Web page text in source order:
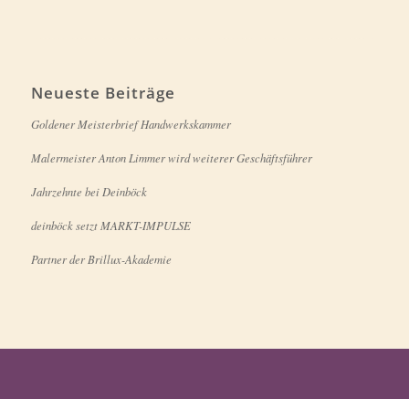
Neueste Beiträge
Goldener Meisterbrief Handwerkskammer
Malermeister Anton Limmer wird weiterer Geschäftsführer
Jahrzehnte bei Deinböck
deinböck setzt MARKT-IMPULSE
Partner der Brillux-Akademie